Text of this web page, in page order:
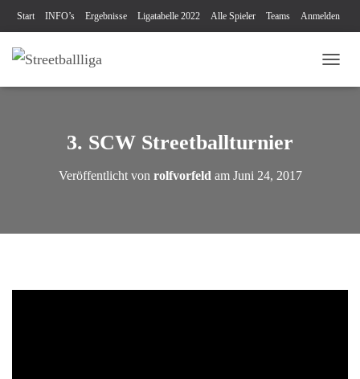
Start INFO’s Ergebnisse Ligatabelle 2022 Alle Spieler Teams Anmelden
3. SCW Streetballturnier
Veröffentlicht von rolfvorfeld am Juni 24, 2017